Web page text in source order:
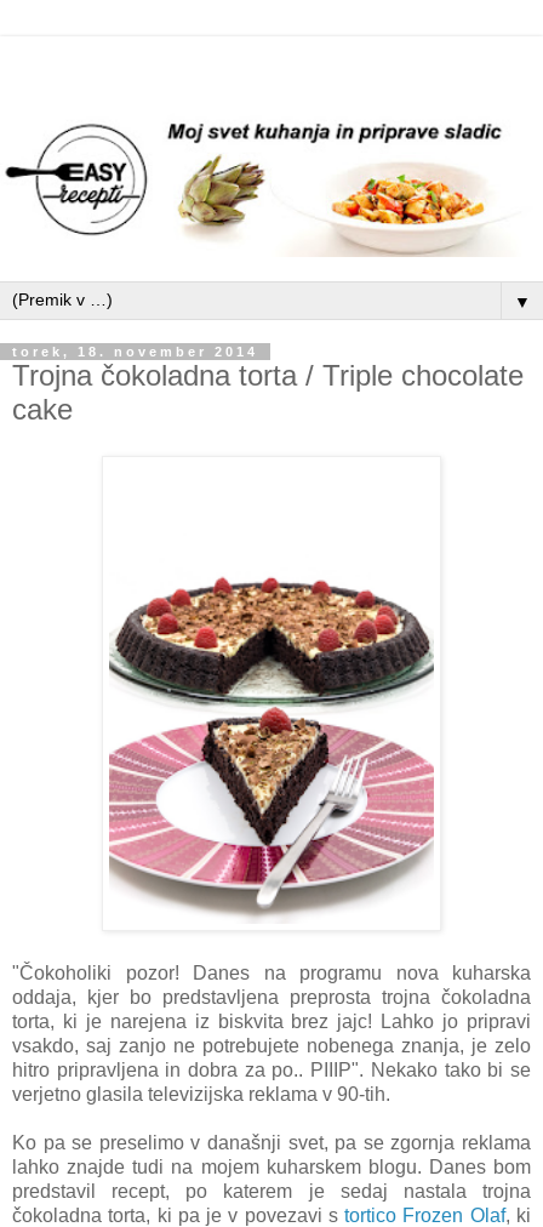
▼
torek, 18. november 2014
Trojna čokoladna torta / Triple chocolate
cake
"Čokoholiki pozor! Danes na programu nova kuharska
oddaja, kjer bo predstavljena preprosta trojna čokoladna
torta, ki je narejena iz biskvita brez jajc! Lahko jo pripravi
vsakdo, saj zanjo ne potrebujete nobenega znanja, je zelo
hitro pripravljena in dobra za po.. PIIIP". Nekako tako bi se
verjetno glasila televizijska reklama v 90-tih.
Ko pa se preselimo v današnji svet, pa se zgornja reklama
lahko znajde tudi na mojem kuharskem blogu. Danes bom
predstavil recept, po katerem je sedaj nastala trojna
čokoladna torta, ki pa je v povezavi stortico Frozen Olaf, ki